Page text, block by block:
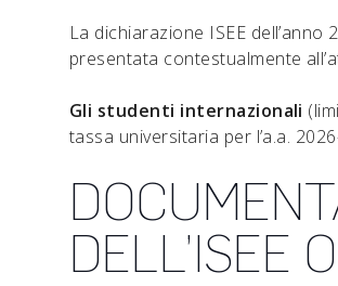
La dichiarazione ISEE
presentata contestualmente
Gli studenti internazionali
tassa universitaria per l’a.a.
DELL’ISEE